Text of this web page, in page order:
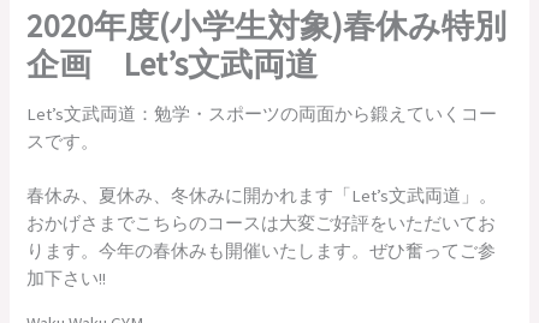
2020年度(小学生対象)春休み特別
企画 Let’s文武両道
Let’s文武両道：勉学・スポーツの両面から鍛えていくコー
スです。
春休み、夏休み、冬休みに開かれます「Let’s文武両道」。
おかげさまでこちらのコースは大変ご好評をいただいてお
ります。今年の春休みも開催いたします。ぜひ奮ってご参
加下さい!!